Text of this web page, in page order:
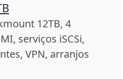
12TB, 4
serviços iSCSi,
VPN, arranjos